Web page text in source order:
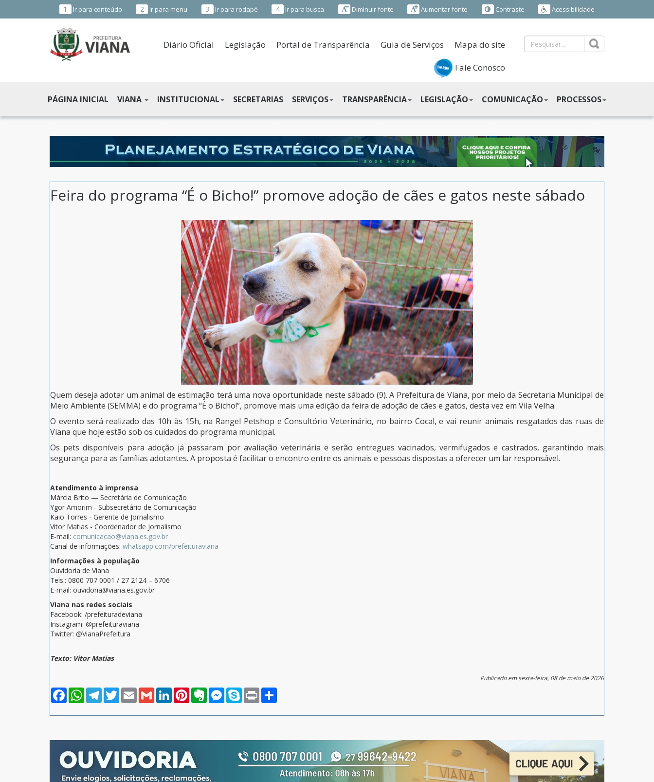
1 Ir para conteúdo 2 Ir para menu 3 Ir para rodapé 4 Ir para busca Diminuir fonte Aumentar fonte Contraste Acessibilidade
MUNICIPAL
DE
VIANA
ES
Diário Oficial Legislação Portal de Transparência Guia de Serviços Mapa do site
Fale Conosco
PÁGINA INICIAL VIANA INSTITUCIONAL SECRETARIAS SERVIÇOS TRANSPARÊNCIA LEGISLAÇÃO COMUNICAÇÃO PROCESSOS
Feira do programa “É o Bicho!” promove adoção de cães e gatos neste sábado
Quem deseja adotar um animal de estimação terá uma nova oportunidade neste sábado (9). A Prefeitura de Viana, por meio da Secretaria Municipal de
Meio Ambiente (SEMMA) e do programa “É o Bicho!”, promove mais uma edição da feira de adoção de cães e gatos, desta vez em Vila Velha.
O evento será realizado das 10h às 15h, na Rangel Petshop e Consultório Veterinário, no bairro Cocal, e vai reunir animais resgatados das ruas de
Viana que hoje estão sob os cuidados do programa municipal.
Os pets disponíveis para adoção já passaram por avaliação veterinária e serão entregues vacinados, vermifugados e castrados, garantindo mais
segurança para as famílias adotantes. A proposta é facilitar o encontro entre os animais e pessoas dispostas a oferecer um lar responsável.
Atendimento à imprensa
Márcia Brito — Secretária de Comunicação
Ygor Amorim - Subsecretário de Comunicação
Kaio Torres - Gerente de Jornalismo
Vitor Matias - Coordenador de Jornalismo
E-mail: comunicacao@viana.es.gov.br
Canal de informações: whatsapp.com/prefeituraviana
Informações à população
Ouvidoria de Viana
Tels.: 0800 707 0001 / 27 2124 – 6706
E-mail: ouvidoria@viana.es.gov.br
Viana nas redes sociais
Facebook: /prefeituradeviana
Instagram: @prefeituraviana
Twitter: @VianaPrefeitura
Texto: Vitor Matias
Publicado em sexta-feira, 08 de maio de 2026
FacebookWhatsAppTelegramTwitterEmail Gmail LinkedInPinterestEvernoteMessenger
Skype Print